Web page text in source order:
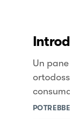
Un